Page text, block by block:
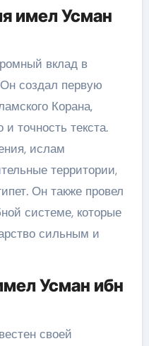
имел Усман
вклад в
создал первую
Корана,
точность текста.
ислам
территории,
Он также провел
системе, которые
сильным и
Усман ибн
своей